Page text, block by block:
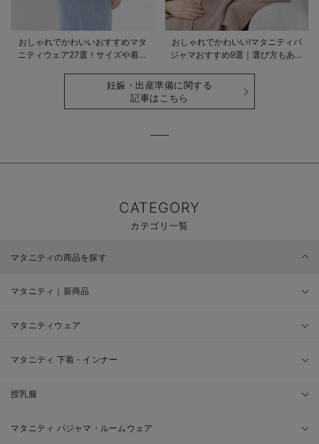
おしゃれでかわいいおすすめマタ
ニティウェア27選！サイズや着る
おしゃれでかわいい!マタニティパ
ジャマおすすめ9選｜選び方もあわ
妊娠・出産準備に関する
記事はこちら
CATEGORY
カテゴリ一覧
マタニティの商品を探す
マタニティ｜新商品
マタニティウェア
マタニティ 下着・インナー
授乳服
マタニティ パジャマ・ルームウェア